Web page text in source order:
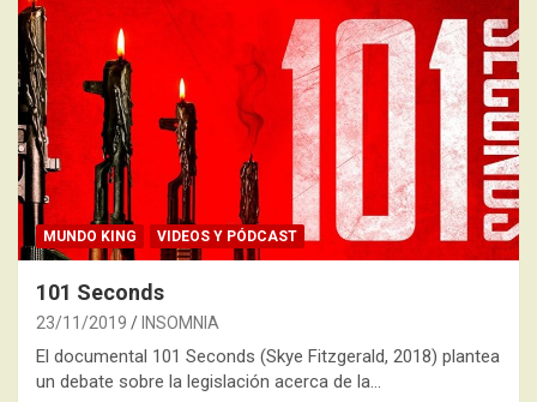
MUNDO KING VIDEOS Y PÓDCAST
101 Seconds
23/11/2019 INSOMNIA
El documental 101 Seconds (Skye Fitzgerald, 2018) plantea
un debate sobre la legislación acerca de la…